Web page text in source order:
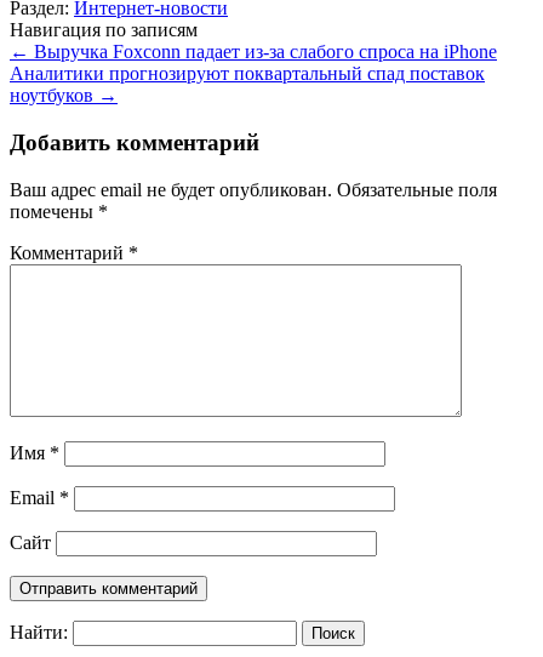
Раздел: Интернет-новости
Навигация по записям
← Выручка Foxconn падает из-за слабого спроса на iPhone
Аналитики прогнозируют поквартальный спад поставок
ноутбуков →
Добавить комментарий
Ваш адрес email не будет опубликован. Обязательные поля
помечены *
Комментарий *
Имя *
Email *
Сайт
Найти: